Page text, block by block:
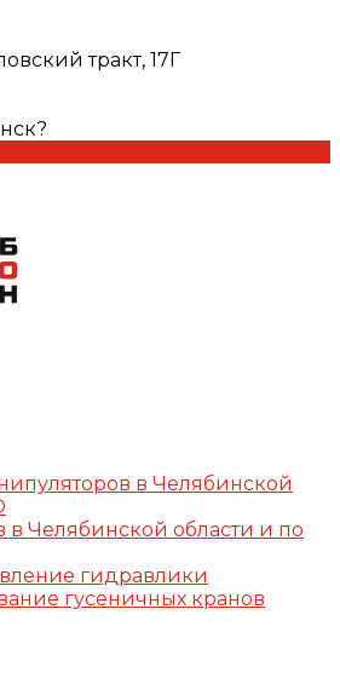
тракт, 17Г
в Челябинской
в Челябинской области и по
гидравлики
гусеничных кранов